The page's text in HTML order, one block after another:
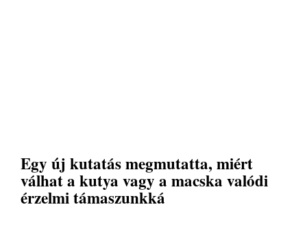
Egy új kutatás megmutatta, miért
válhat a kutya vagy a macska valódi
érzelmi támaszunkká